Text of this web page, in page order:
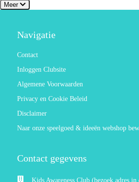
Meer
Navigatie
Contact
Inloggen Clubsite
Algemene Voorwaarden
Privacy en Cookie Beleid
Disclaimer
Naar onze speelgoed & ideeën webshop
Contact gegevens
Kids Awareness Club (bezoek adres in